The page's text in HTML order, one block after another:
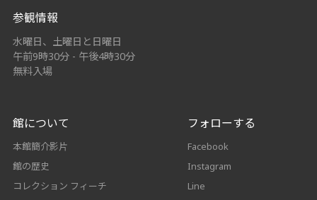
参観情報
水曜日、土曜日と日曜日
午前9時30分 - 午後4時30分
無料入場
館について
本館簡介影片
館の歴史
コレクション フィーチ
フォローする
Facebook
Instagram
Line